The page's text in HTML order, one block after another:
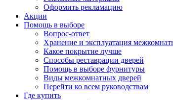
Оформить рекламацию
Акции
Помощь в выборе
Вопрос-ответ
Хранение и эксплуатация
Какое покрытие лучше
Способы реставрации дверей
Помощь в выборе фурнитуры
Виды межкомнатных дверей
Перейти ко всем руководствам
Где купить